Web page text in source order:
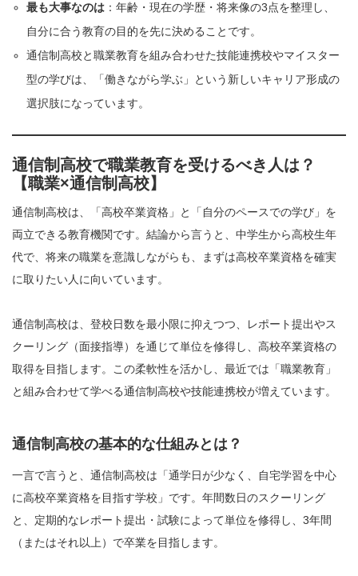
最も大事なのは ：年齢・現在の学歴・将来像の3点を整理し、
自分に合う教育の目的を先に決めることです。
通信制高校と職業教育を組み合わせた技能連携校やマイスター
型の学びは、「働きながら学ぶ」という新しいキャリア形成の
選択肢になっています。
通信制高校で職業教育を受けるべき人は？
【職業×通信制高校】
通信制高校は、「高校卒業資格」と「自分のペースでの学び」を
両立できる教育機関です。結論から言うと、中学生から高校生年
代で、将来の職業を意識しながらも、まずは高校卒業資格を確実
に取りたい人に向いています。
通信制高校は、登校日数を最小限に抑えつつ、レポート提出やス
クーリング（面接指導）を通じて単位を修得し、高校卒業資格の
取得を目指します。この柔軟性を活かし、最近では「職業教育」
と組み合わせて学べる通信制高校や技能連携校が増えています。
通信制高校の基本的な仕組みとは？
一言で言うと、通信制高校は「通学日が少なく、自宅学習を中心
に高校卒業資格を目指す学校」です。年間数日のスクーリング
と、定期的なレポート提出・試験によって単位を修得し、3年間
（またはそれ以上）で卒業を目指します。